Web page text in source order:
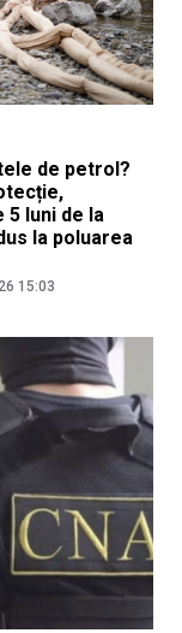
de petrol?
5 luni de la
la poluarea
15:03